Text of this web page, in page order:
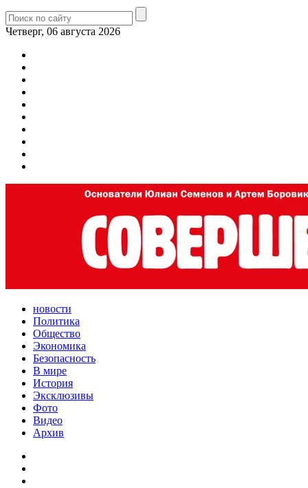
Четверг, 06 августа 2026
новости
Политика
Общество
Экономика
Безопасность
В мире
История
Эксклюзивы
Фото
Видео
Архив